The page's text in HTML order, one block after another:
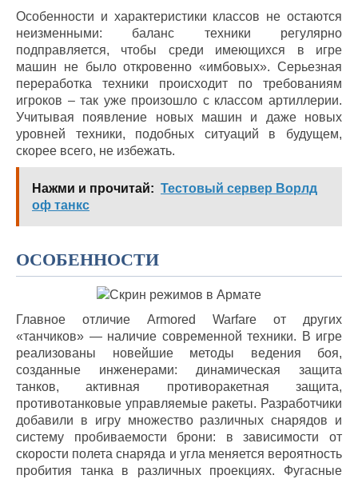
Особенности и характеристики классов не остаются
неизменными: баланс техники регулярно
подправляется, чтобы среди имеющихся в игре
машин не было откровенно «имбовых». Серьезная
переработка техники происходит по требованиям
игроков – так уже произошло с классом артиллерии.
Учитывая появление новых машин и даже новых
уровней техники, подобных ситуаций в будущем,
скорее всего, не избежать.
Нажми и прочитай: Тестовый сервер Ворлд
оф танкс
ОСОБЕННОСТИ
Главное отличие Armored Warfare от других
«танчиков» — наличие современной техники. В игре
реализованы новейшие методы ведения боя,
созданные инженерами: динамическая защита
танков, активная противоракетная защита,
противотанковые управляемые ракеты. Разработчики
добавили в игру множество различных снарядов и
систему пробиваемости брони: в зависимости от
скорости полета снаряда и угла меняется вероятность
пробития танка в различных проекциях. Фугасные